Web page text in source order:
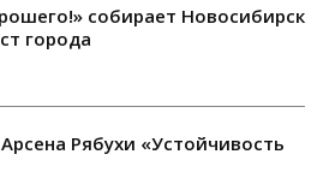
собирает Новосибирск
города
Рябухи «Устойчивость